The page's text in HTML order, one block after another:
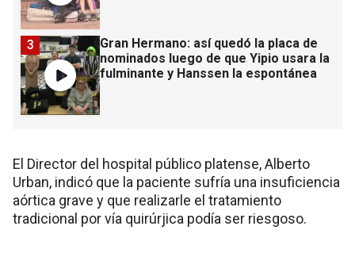
Gran Hermano: así quedó la placa de
nominados luego de que Yipio usara la
fulminante y Hanssen la espontánea
3
El Director del hospital público platense, Alberto
Urban, indicó que la paciente sufría una insuficiencia
aórtica grave y que realizarle el tratamiento
tradicional por vía quirúrjica podía ser riesgoso.